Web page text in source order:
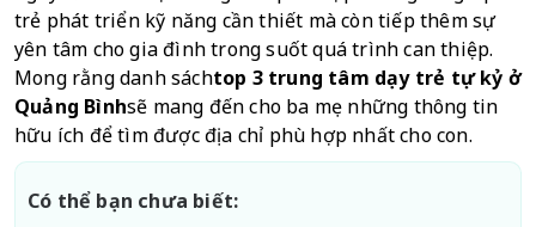
trẻ phát triển kỹ năng cần thiết mà còn tiếp thêm sự
yên tâm cho gia đình trong suốt quá trình can thiệp.
Mong rằng danh sáchtop 3 trung tâm dạy trẻ tự kỷ ở
Quảng Bìnhsẽ mang đến cho ba mẹ những thông tin
hữu ích để tìm được địa chỉ phù hợp nhất cho con.
Có thể bạn chưa biết: